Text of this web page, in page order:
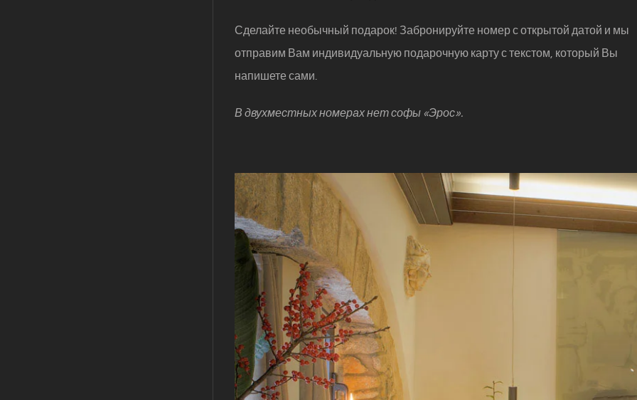
Сделайте необычный подарок! Забронируйте номер с открытой датой и мы
отправим Вам индивидуальную подарочную карту с текстом, который Вы
напишете сами.
В двухместных номерах нет софы «Эрос».